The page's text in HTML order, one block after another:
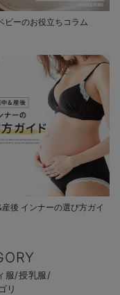
ビーのお役立ちコラム
後 インナーの選び方ガイ
服/授乳服/
リ